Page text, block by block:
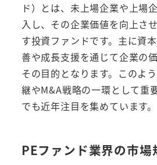
ド）とは、未上場企業や上場
入し、その企業価値を向上さ
す投資ファンドです。主に資
善や成長支援を通じて企業の
その目的となります。このよ
継やM&A戦略の一環として重
でも近年注目を集めています。
PEファンド業界の市